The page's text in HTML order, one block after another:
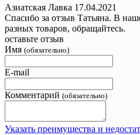
Азиатская Лавка 17.04.2021
Спасибо за отзыв Татьяна. В
разных товаров, обращайтесь.
оставьте отзыв
Имя (обязательно)
E-mail
Комментарий (обязательно)
Указать преимущества и